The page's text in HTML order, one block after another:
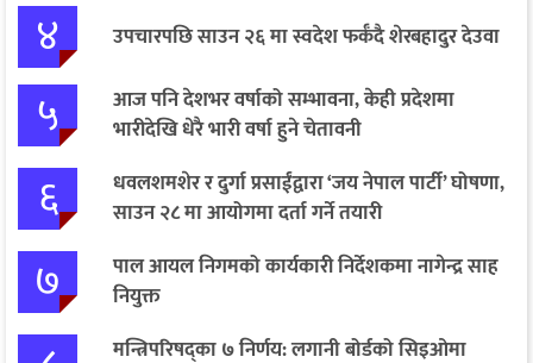
४ उपचारपछि साउन २६ मा स्वदेश फर्कँदै शेरबहादुर देउवा
५
आज पनि देशभर वर्षाको सम्भावना, केही प्रदेशमा
भारीदेखि धेरै भारी वर्षा हुने चेतावनी
६
धवलशमशेर र दुर्गा प्रसाईंद्वारा ‘जय नेपाल पार्टी’ घोषणा,
साउन २८ मा आयोगमा दर्ता गर्ने तयारी
७
पाल आयल निगमको कार्यकारी निर्देशकमा नागेन्द्र साह
नियुक्त
मन्त्रिपरिषद्का ७ निर्णय: लगानी बोर्डको सिइओमा